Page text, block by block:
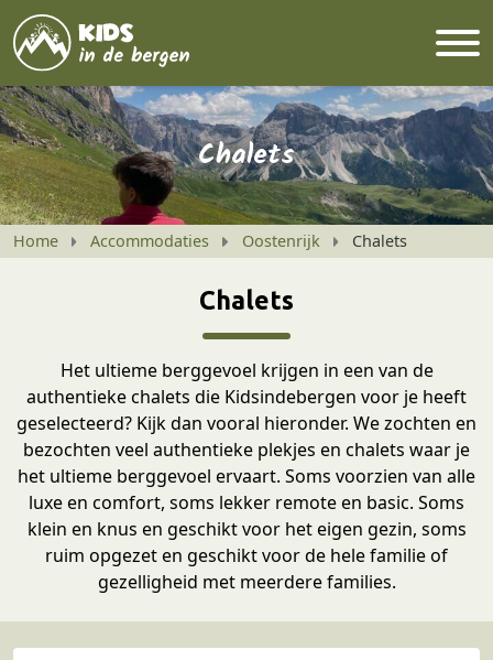
Chalets
Home Accommodaties Oostenrijk Chalets
Chalets
Het ultieme berggevoel krijgen in een van de
authentieke chalets die Kidsindebergen voor je heeft
geselecteerd? Kijk dan vooral hieronder. We zochten en
bezochten veel authentieke plekjes en chalets waar je
het ultieme berggevoel ervaart. Soms voorzien van alle
luxe en comfort, soms lekker remote en basic. Soms
klein en knus en geschikt voor het eigen gezin, soms
ruim opgezet en geschikt voor de hele familie of
gezelligheid met meerdere families.